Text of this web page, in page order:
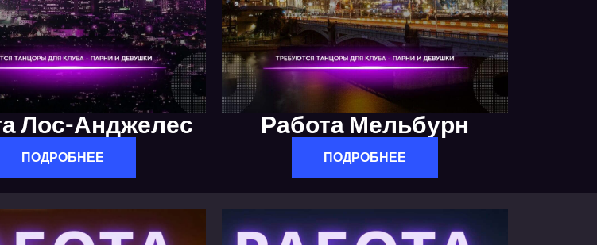
Лос-Анджелес
ПОДРОБНЕЕ
Работа Мельбурн
ПОДРОБНЕЕ